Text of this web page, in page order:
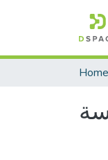
Home